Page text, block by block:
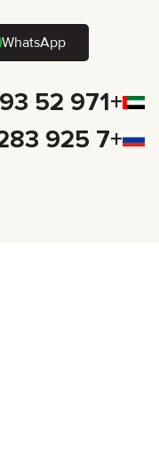
WhatsApp
+971 52 193 88 88
+7 925 283 88 88